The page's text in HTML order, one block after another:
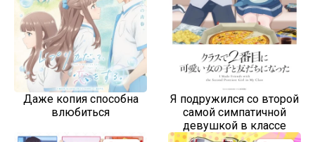
Даже копия способна
влюбиться
Я подружился со второй
самой симпатичной
девушкой в классе